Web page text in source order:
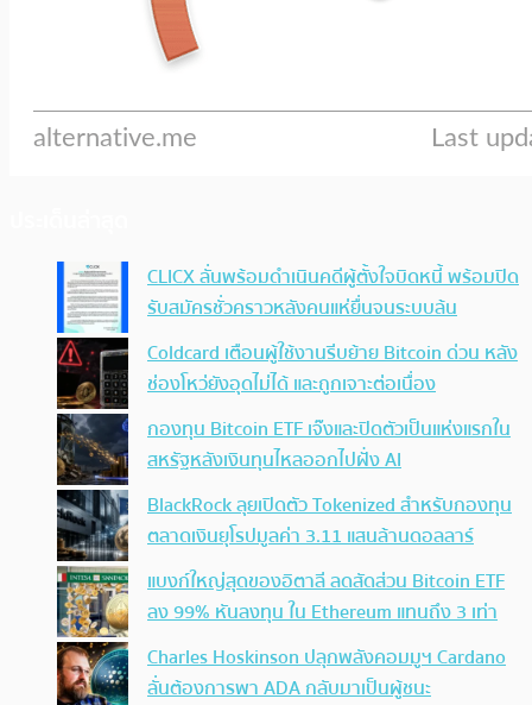
CLICX ลั่นพร้อมดำเนินคดีผู้ตั้งใจบิดหนี้ พร้อมปิด
รับสมัครชั่วคราวหลังคนแห่ยื่นจนระบบล้น
Coldcard เตือนผู้ใช้งานรีบย้าย Bitcoin ด่วน หลัง
ช่องโหว่ยังอุดไม่ได้ และถูกเจาะต่อเนื่อง
กองทุน Bitcoin ETF เจ๊งและปิดตัวเป็นแห่งแรกใน
สหรัฐหลังเงินทุนไหลออกไปฝั่ง AI
BlackRock ลุยเปิดตัว Tokenized สำหรับกองทุน
ตลาดเงินยุโรปมูลค่า 3.11 แสนล้านดอลลาร์
แบงก์ใหญ่สุดของอิตาลี ลดสัดส่วน Bitcoin ETF
ลง 99% หันลงทุน ใน Ethereum แทนถึง 3 เท่า
Charles Hoskinson ปลุกพลังคอมมูฯ Cardano
ลั่นต้องการพา ADA กลับมาเป็นผู้ชนะ